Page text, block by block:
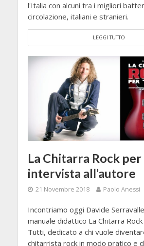
l'Italia con alcuni tra i migliori
circolazione, italiani e stranieri.
LEGGI TUTTO
La Chitarra Rock
intervista all’autore
21 Novembre 2018 Paolo Anessi
Incontriamo oggi Davide
manuale didattico La Chitarra
Tutti, dedicato a chi vuole
chitarrista rock in modo pratico e